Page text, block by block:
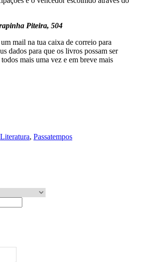
Piteira, 504
mail na tua caixa de correio para
dados para que os livros possam ser
mais uma vez e em breve mais
Literatura, Passatempos